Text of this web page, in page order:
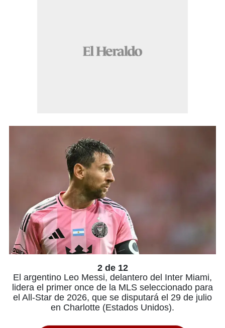
2 de 12
El argentino Leo Messi, delantero del Inter Miami,
lidera el primer once de la MLS seleccionado para
el All-Star de 2026, que se disputará el 29 de julio
en Charlotte (Estados Unidos).